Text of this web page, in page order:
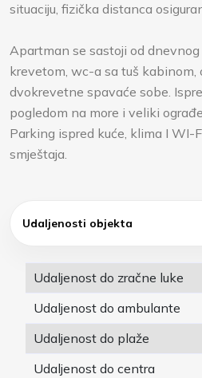
situaciju, fizička distanca
Apartman se sastoji od
krevetom, wc-a sa tuš kabinom,
dvokrevetne spavaće sobe.
pogledom na more i veliki
Parking ispred kuće, klima I WI-
smještaja.
Udaljenosti objekta
Udaljenost do zračne luke
Udaljenost do ambulante
Udaljenost do plaže
Udaljenost do centra